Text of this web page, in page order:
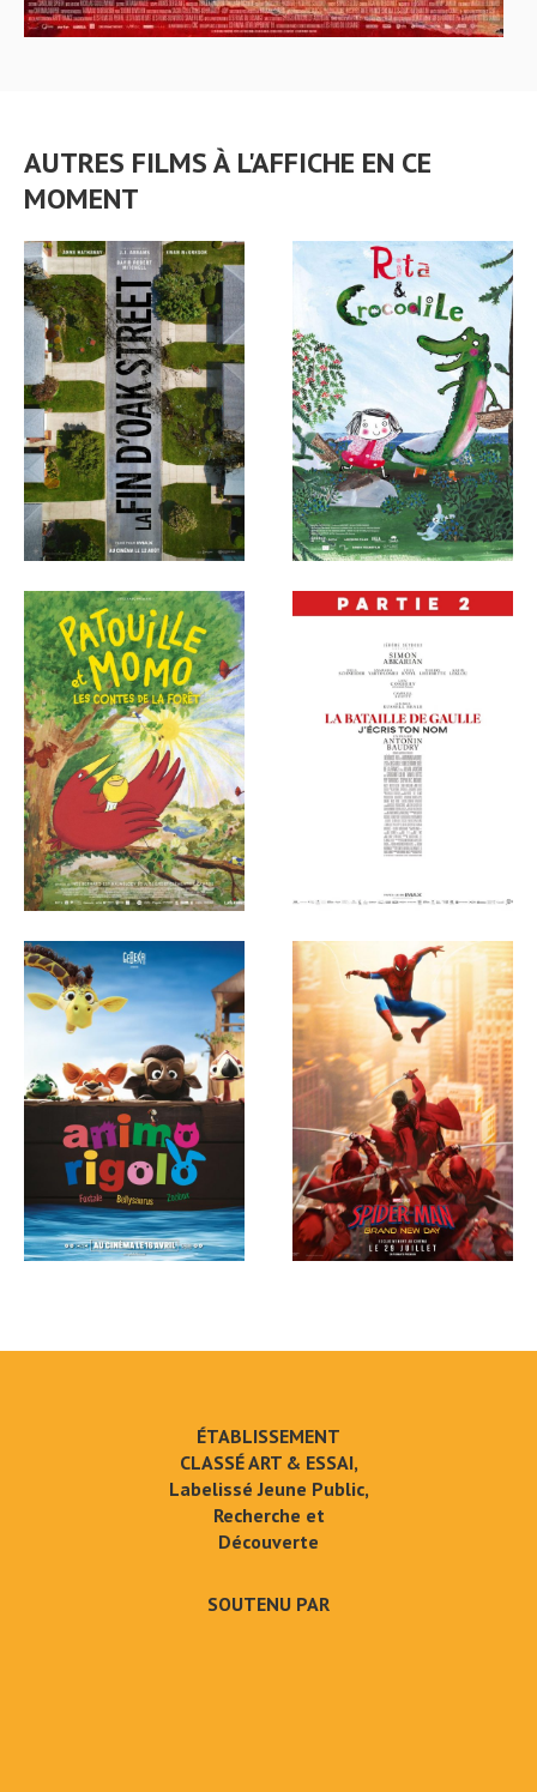
AUTRES FILMS À L'AFFICHE EN CE
MOMENT
ÉTABLISSEMENT
CLASSÉ ART & ESSAI,
Labelissé Jeune Public,
Recherche et
Découverte
SOUTENU PAR